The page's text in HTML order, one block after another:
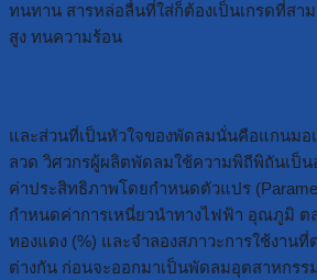
ทนทาน สารหล่อลื่นที่ใส่ก็ต้องเป็นเกรดที่สา
สูง ทนความร้อน
และส่วนที่เป็นหัวใจของพัดลมนั่นคือแกนมอ
ลวด วิศวกรผู้ผลิตพัดลมใช้ความพิถีพิถันเป็น
ค่าประสิทธิภาพโดยกำหนดตัวแปร
กำหนดค่าการเหนี่ยวนำทางไฟฟ้า อุณภูมิ ต
ทองแดง (%) และจำลองสภาวะการใช้งาน
ต่างกัน ก่อนจะออกมาเป็นพัดลมอุตสาหกรร